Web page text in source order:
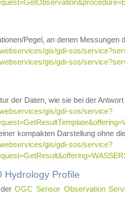
Pegel, an denen Messungen
gis/gdi-sos/
gis/gdi-sos/
der Daten, wie sie bei der
gis/gdi-sos/service?
kompakten Darstellung ohne
gis/gdi-sos/service?
Hydrology Profile
derOGC Sensor Observation